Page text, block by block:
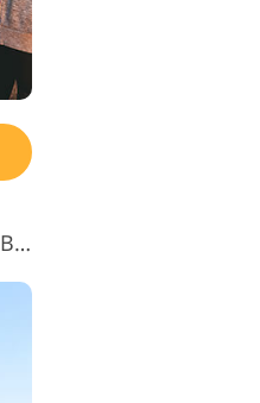
Nejlepší předvolba Lightroom pro noční klub č. 10 "Bright Colors"